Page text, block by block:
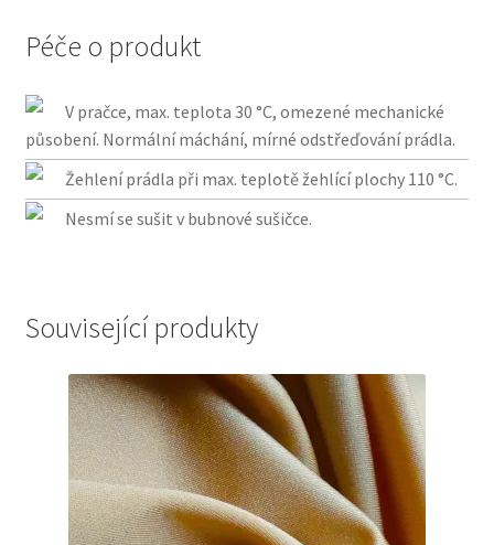
Péče o produkt
V pračce, max. teplota 30 °C, omezené mechanické
působení. Normální máchání, mírné odstřeďování prádla.
Žehlení prádla při max. teplotě žehlící plochy 110 °C.
Nesmí se sušit v bubnové sušičce.
Související produkty